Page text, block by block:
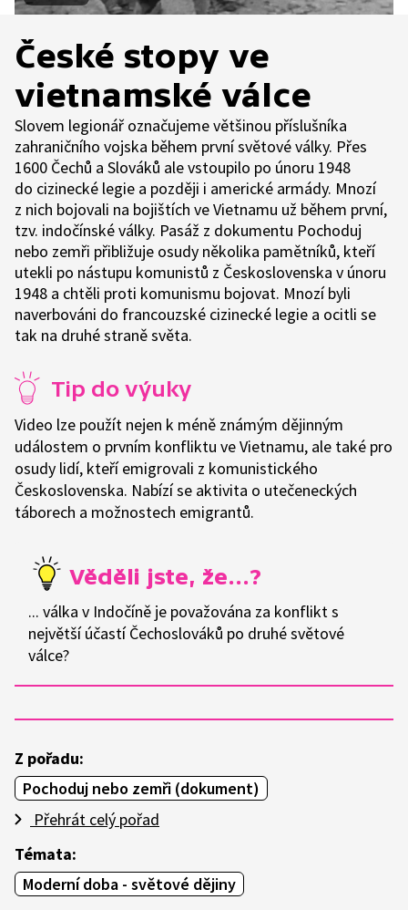
České stopy ve
vietnamské válce
Slovem legionář označujeme většinou příslušníka
zahraničního vojska během první světové války. Přes
1600 Čechů a Slováků ale vstoupilo po únoru 1948
do cizinecké legie a později i americké armády. Mnozí
z nich bojovali na bojištích ve Vietnamu už během první,
tzv. indočínské války. Pasáž z dokumentu Pochoduj
nebo zemři přibližuje osudy několika pamětníků, kteří
utekli po nástupu komunistů z Československa v únoru
1948 a chtěli proti komunismu bojovat. Mnozí byli
naverbováni do francouzské cizinecké legie a ocitli se
tak na druhé straně světa.
Tip do výuky
Video lze použít nejen k méně známým dějinným
událostem o prvním konfliktu ve Vietnamu, ale také pro
osudy lidí, kteří emigrovali z komunistického
Československa. Nabízí se aktivita o utečeneckých
táborech a možnostech emigrantů.
... válka v Indočíně je považována za konflikt s
největší účastí Čechoslováků po druhé světové
válce?
Z pořadu:
Pochoduj nebo zemři (dokument)
Přehrát celý pořad
Témata:
Moderní doba - světové dějiny